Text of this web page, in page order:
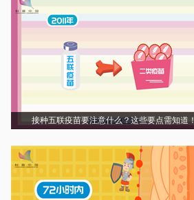
接种五联疫苗要注意什么？这些要点需知道！